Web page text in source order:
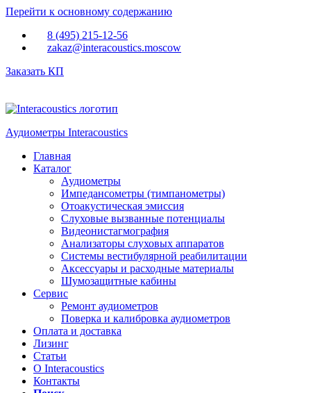
Перейти к основному содержанию
8 (495) 215-12-56
zakaz@interacoustics.moscow
Заказать КП
Аудиометры Interacoustics
Главная
Каталог
Аудиометры
Импедансометры (тимпанометры)
Отоакустическая эмиссия
Cлуховые вызванные потенциалы
Видеонистагмография
Анализаторы слуховых аппаратов
Системы вестибулярной реабилитации
Аксессуары и расходные материалы
Шумозащитные кабины
Сервис
Ремонт аудиометров
Поверка и калибровка аудиометров
Оплата и доставка
Лизинг
Статьи
О Interacoustics
Контакты